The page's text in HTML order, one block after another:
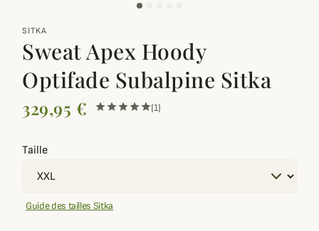
SITKA
Sweat Apex Hoody
Optifade Subalpine Sitka
329,95 € (1)
Taille
Guide des tailles Sitka